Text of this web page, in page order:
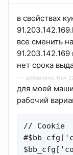
в свойствах
все сменить
нет срока
--- добавлено: Nov
для моей
рабочий
// Cookie